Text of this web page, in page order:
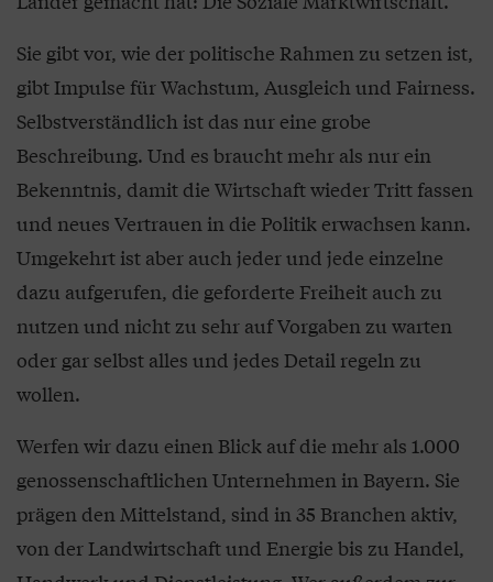
Sie gibt vor, wie der politische Rahmen zu setzen ist,
gibt Impulse für Wachstum, Ausgleich und Fairness.
Selbstverständlich ist das nur eine grobe
Beschreibung. Und es braucht mehr als nur ein
Bekenntnis, damit die Wirtschaft wieder Tritt fassen
und neues Vertrauen in die Politik erwachsen kann.
Umgekehrt ist aber auch jeder und jede einzelne
dazu aufgerufen, die geforderte Freiheit auch zu
nutzen und nicht zu sehr auf Vorgaben zu warten
oder gar selbst alles und jedes Detail regeln zu
wollen.
Werfen wir dazu einen Blick auf die mehr als 1.000
genossenschaftlichen Unternehmen in Bayern. Sie
prägen den Mittelstand, sind in 35 Branchen aktiv,
von der Landwirtschaft und Energie bis zu Handel,